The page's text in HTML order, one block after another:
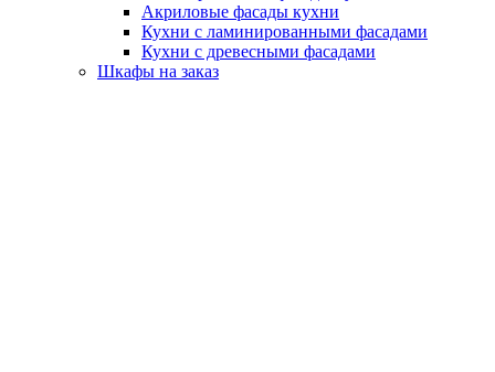
Акриловые фасады кухни
Кухни с ламинированными фасадами
Кухни с древесными фасадами
Шкафы на заказ